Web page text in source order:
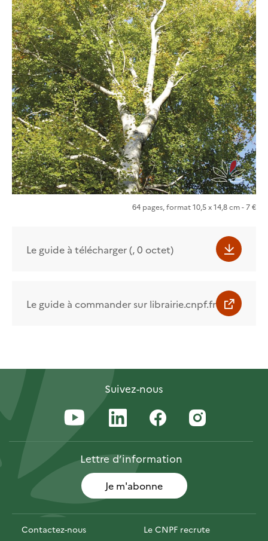
64 pages, format 10,5 x 14,8 cm - 7 €
Le guide à télécharger (, 0 octet)
Le guide à commander sur librairie.cnpf.fr
Suivez-nous
Lettred’information
Je m'abonne
Contactez-nous Le CNPF recrute